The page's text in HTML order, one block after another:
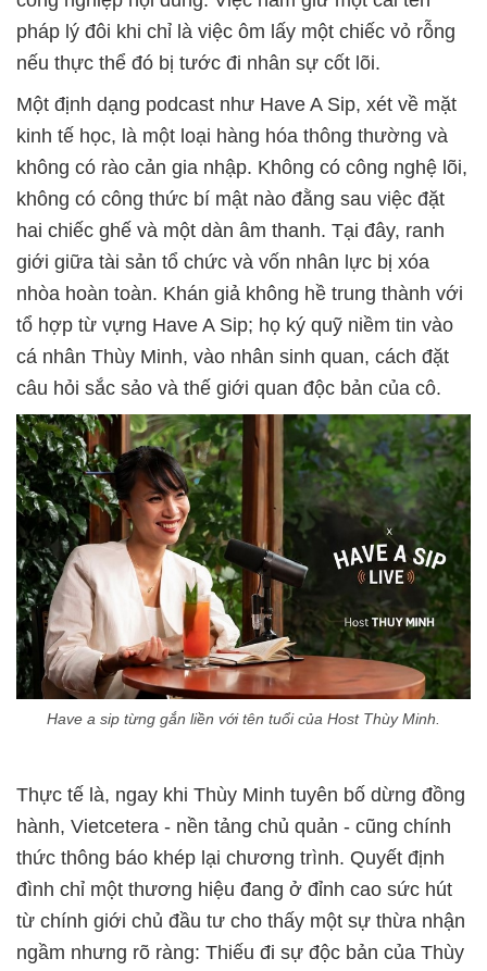
pháp lý đôi khi chỉ là việc ôm lấy một chiếc vỏ rỗng
nếu thực thể đó bị tước đi nhân sự cốt lõi.
Một định dạng podcast như Have A Sip, xét về mặt
kinh tế học, là một loại hàng hóa thông thường và
không có rào cản gia nhập. Không có công nghệ lõi,
không có công thức bí mật nào đằng sau việc đặt
hai chiếc ghế và một dàn âm thanh. Tại đây, ranh
giới giữa tài sản tổ chức và vốn nhân lực bị xóa
nhòa hoàn toàn. Khán giả không hề trung thành với
tổ hợp từ vựng Have A Sip; họ ký quỹ niềm tin vào
cá nhân Thùy Minh, vào nhân sinh quan, cách đặt
câu hỏi sắc sảo và thế giới quan độc bản của cô.
Have a sip từng gắn liền với tên tuổi của Host Thùy Minh.
Thực tế là, ngay khi Thùy Minh tuyên bố dừng đồng
hành, Vietcetera - nền tảng chủ quản - cũng chính
thức thông báo khép lại chương trình. Quyết định
đình chỉ một thương hiệu đang ở đỉnh cao sức hút
từ chính giới chủ đầu tư cho thấy một sự thừa nhận
ngầm nhưng rõ ràng: Thiếu đi sự độc bản của Thùy